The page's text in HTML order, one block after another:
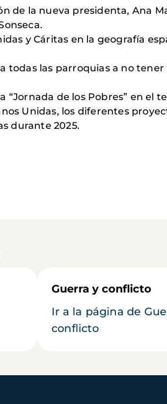
de la nueva presidenta, Ana
y Cáritas en la geografía
las parroquias a no
“Jornada de los Pobres” en el
Unidas, los diferentes
durante 2025.
Guerra y conflicto
Ir a la página de
conflicto